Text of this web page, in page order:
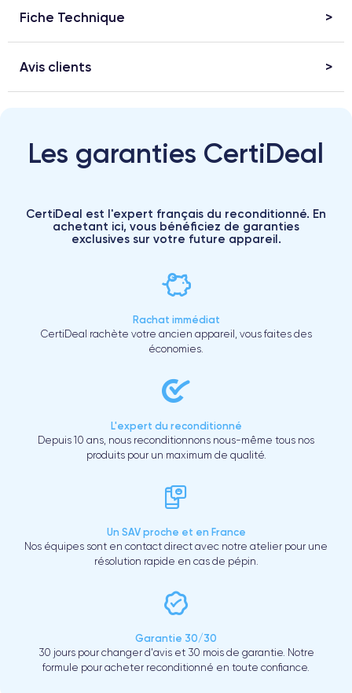
Fiche Technique
Avis clients
Les garanties CertiDeal
CertiDeal est l'expert français du reconditionné. En
achetant ici, vous bénéficiez de garanties
exclusives sur votre future appareil.
Rachat immédiat
CertiDeal rachète votre ancien appareil, vous faites des
économies.
L'expert du reconditionné
Depuis 10 ans, nous reconditionnons nous-même tous nos
produits pour un maximum de qualité.
Un SAV proche et en France
Nos équipes sont en contact direct avec notre atelier pour une
résolution rapide en cas de pépin.
Garantie 30/30
30 jours pour changer d'avis et 30 mois de garantie. Notre
formule pour acheter reconditionné en toute confiance.